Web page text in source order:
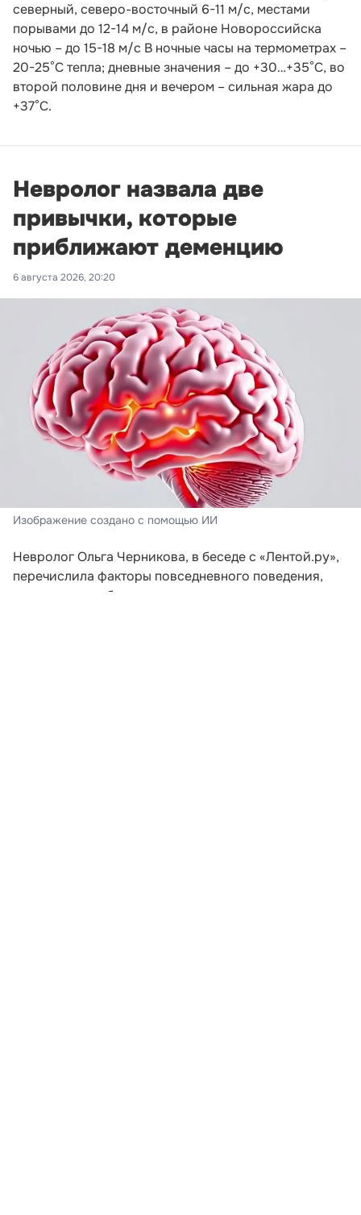
северный, северо-восточный 6-11 м/с, местами
порывами до 12-14 м/с, в районе Новороссийска
ночью – до 15-18 м/с В ночные часы на термометрах –
20-25°С тепла; дневные значения – до +30…+35°С, во
второй половине дня и вечером – сильная жара до
+37°С.
Невролог назвала две
привычки, которые
приближают деменцию
6 августа 2026, 20:20
Изображение создано с помощью ИИ
Невролог Ольга Черникова, в беседе с «Лентой.ру»,
перечислила факторы повседневного поведения,
которые способны спровоцировать развитие